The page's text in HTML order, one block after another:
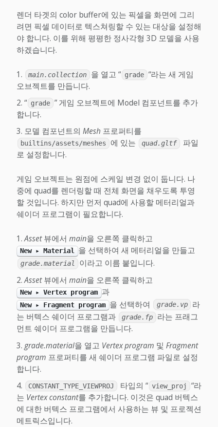
렌더 타겟의 color buffer에 있는 픽셀을 화면에 그리
려면 픽셀 데이터로 텍스쳐링할 수 있는 대상을 설정해
야 합니다. 이를 위해 평평한 정사각형 3D 모델을 사용
하겠습니다.
main.collection 을 열고 “ grade “라는 새 게임
오브젝트를 만듭니다.
“ grade ” 게임 오브젝트에 Model 컴포넌트를 추가
합니다.
모델 컴포넌트의 Mesh 프로퍼티를
builtins/assets/meshes 에 있는 quad.gltf
파일
로 설정합니다.
게임 오브젝트는 원점에 스케일 변경 없이 둡니다. 나
중에 quad를 렌더링할 때 전체 화면을 채우도록 투영
할 것입니다. 하지만 먼저 quad에 사용할 메터리얼과
쉐이더 프로그램이 필요합니다.
Asset뷰에서 main을 오른쪽 클릭하고
New ▸ Material 을 선택하여 새 메터리얼을 만들고
grade.material
이라고 이름 붙입니다.
Asset뷰에서 main을 오른쪽 클릭하고
New ▸ Vertex program 과
New ▸ Fragment program 을 선택하여 grade.vp
라
는 버텍스 쉐이더 프로그램과
grade.fp
라는 프래그
먼트 쉐이더 프로그램을 만듭니다.
grade.material을 열고 Vertex program 및 Fragment
program 프로퍼티를 새 쉐이더 프로그램 파일로 설정
합니다.
CONSTANT_TYPE_VIEWPROJ 타입의 “ view_proj
“라
는 Vertex constant를 추가합니다. 이것은 quad 버텍스
에 대한 버텍스 프로그램에서 사용하는 뷰 및 프로젝션
메트릭스입니다.